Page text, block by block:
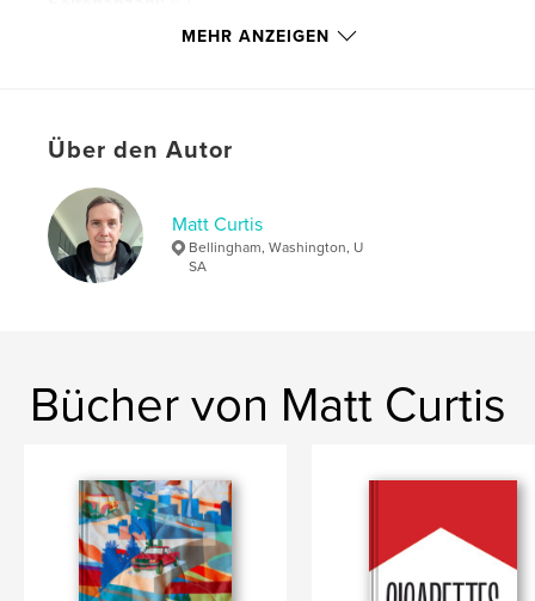
Veröffentlichungsdatum:Aug. 03, 2015
west , road trip
photography
MEHR ANZEIGEN
Über den Autor
Matt Curtis
Bellingham, Washington, U
SA
Bücher von Matt Curtis